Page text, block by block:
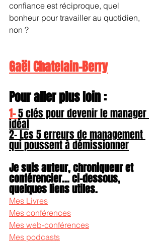
confiance est réciproque, quel
bonheur pour travailler au quotidien,
non ?
Gaël Chatelain-Berry
Pour aller plus loin :
1- 5 clés pour devenir le manager
idéal
2- Les 5 erreurs de management
qui poussent à démissionner
Je suis auteur, chroniqueur et
conférencier... ci-dessous,
quelques liens utiles.
Mes Livres
Mes conférences
Mes web-conférences
Mes podcasts